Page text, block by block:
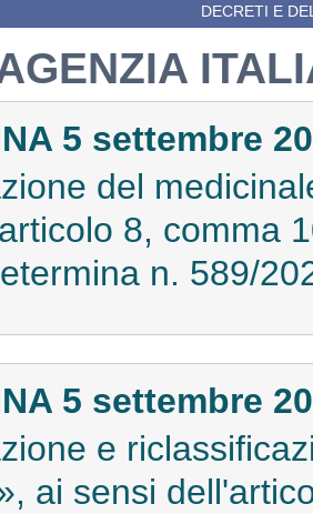
DECRETI E
5 settembre
del
8, comma
n. 589/
5 settembre
e
ai sensi